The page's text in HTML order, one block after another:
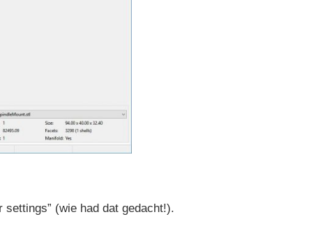
(wie had dat gedacht!).